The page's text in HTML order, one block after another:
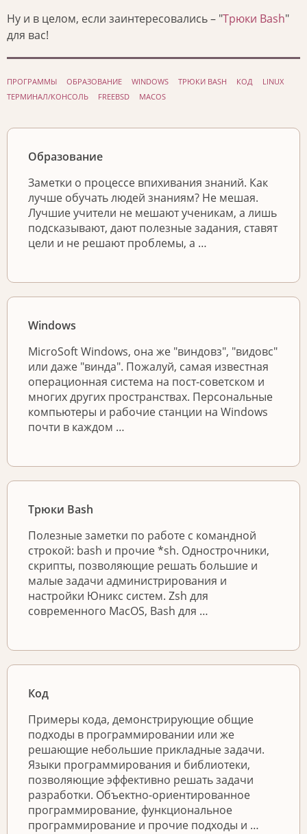
Ну и в целом, если заинтересовались – "Трюки Bash"
для вас!
ПРОГРАММЫ ОБРАЗОВАНИЕ WINDOWS ТРЮКИ BASH КОД
LINUX
ТЕРМИНАЛ/КОНСОЛЬ
FREEBSD MACOS
Образование
Заметки о процессе впихивания знаний. Как
лучше обучать людей знаниям? Не мешая.
Лучшие учители не мешают ученикам, а лишь
подсказывают, дают полезные задания, ставят
цели и не решают проблемы, а …
Windows
MicroSoft Windows, она же "виндовз", "видовс"
или даже "винда". Пожалуй, самая известная
операционная система на пост-советском и
многих других пространствах. Персональные
компьютеры и рабочие станции на Windows
почти в каждом …
Трюки Bash
Полезные заметки по работе с командной
строкой: bash и прочие *sh. Однострочники,
скрипты, позволяющие решать большие и
малые задачи администрирования и
настройки Юникс систем. Zsh для
современного MacOS, Bash для …
Код
Примеры кода, демонстрирующие общие
подходы в программировании или же
решающие небольшие прикладные задачи.
Языки программирования и библиотеки,
позволяющие эффективно решать задачи
разработки. Объектно-ориентированное
программирование, функциональное
программирование и прочие подходы и …